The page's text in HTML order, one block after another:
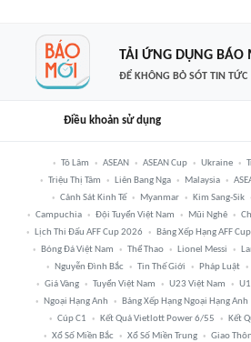
TẢI ỨNG DỤNG BÁO
ĐỂ KHÔNG BỎ SÓT TIN TỨC
Điều khoản sử dụng
Tô Lâm ASEAN ASEAN Cup Ukraine
Triệu Thị Tâm
Liên Bang Nga Malaysia
Cảnh Sát Kinh Tế
Myanmar Kim Sang-Sik
Campuchia
Đội Tuyển Việt Nam Mũi Nghê
Lịch Thi Đấu AFF Cup 2026
Bảng Xếp Hạng AFF
Bóng Đá Việt Nam
Thể Thao Lionel Messi
Nguyễn Đình Bắc
Tin Thế Giới Pháp Luật
Giá Vàng
Tuyển Việt Nam U23 Việt Nam
Ngoại Hạng Anh
Bảng Xếp Hạng Ngoại Hạng Anh
Cúp C1
Kết Quả Vietlott Power 6/55 Kết
Xổ Số Miền Bắc
Xổ Số Miền Trung Giao